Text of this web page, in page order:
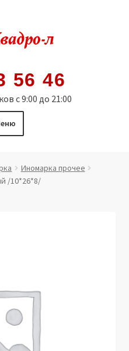
56 46
с 9:00 до 21:00
Иномарка прочее
/10*26*8/